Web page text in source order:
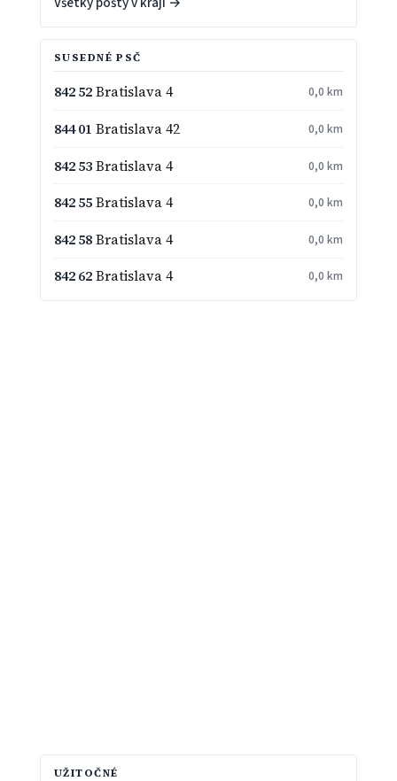
SUSEDNÉ PSČ
842 52Bratislava 4 0,0 km
844 01 Bratislava 42 0,0 km
842 53Bratislava 4 0,0 km
842 55Bratislava 4 0,0 km
842 58Bratislava 4 0,0 km
842 62Bratislava 4 0,0 km
UŽITOČNÉ